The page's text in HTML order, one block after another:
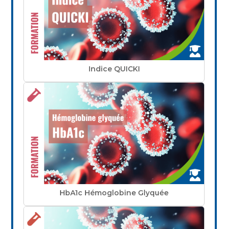
Indice QUICKI
HbA1c Hémoglobine Glyquée